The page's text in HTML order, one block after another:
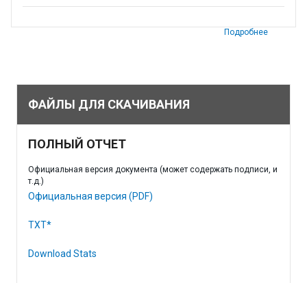
Подробнее
ФАЙЛЫ ДЛЯ СКАЧИВАНИЯ
ПОЛНЫЙ ОТЧЕТ
Официальная версия документа (может содержать подписи, и
т.д.)
Официальная версия (PDF)
TXT*
Download Stats